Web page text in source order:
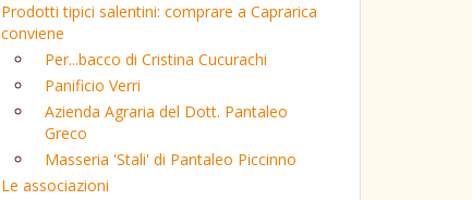
Prodotti tipici salentini: comprare a Caprarica
conviene
Per...bacco di Cristina Cucurachi
Panificio Verri
Azienda Agraria del Dott. Pantaleo
Greco
Masseria 'Stali' di Pantaleo Piccinno
Le associazioni